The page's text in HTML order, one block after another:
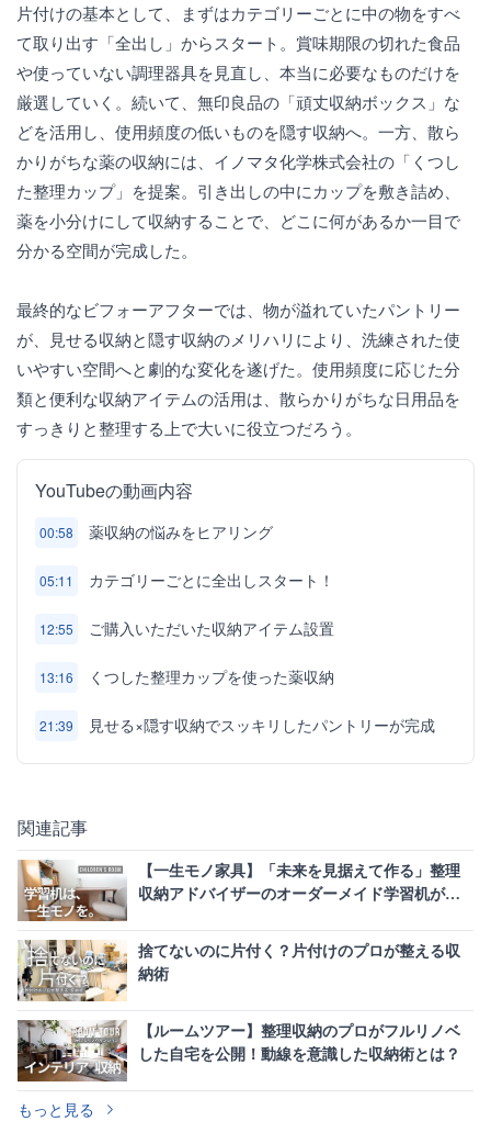
片付けの基本として、まずはカテゴリーごとに中の物をすべ
て取り出す「全出し」からスタート。賞味期限の切れた食品
や使っていない調理器具を見直し、本当に必要なものだけを
厳選していく。続いて、無印良品の「頑丈収納ボックス」な
どを活用し、使用頻度の低いものを隠す収納へ。一方、散ら
かりがちな薬の収納には、イノマタ化学株式会社の「くつし
た整理カップ」を提案。引き出しの中にカップを敷き詰め、
薬を小分けにして収納することで、どこに何があるか一目で
分かる空間が完成した。
最終的なビフォーアフターでは、物が溢れていたパントリー
が、見せる収納と隠す収納のメリハリにより、洗練された使
いやすい空間へと劇的な変化を遂げた。使用頻度に応じた分
類と便利な収納アイテムの活用は、散らかりがちな日用品を
すっきりと整理する上で大いに役立つだろう。
YouTubeの動画内容
00:58 薬収納の悩みをヒアリング
05:11 カテゴリーごとに全出しスタート！
12:55 ご購入いただいた収納アイテム設置
13:16 くつした整理カップを使った薬収納
21:39 見せる×隠す収納でスッキリしたパントリーが完成
関連記事
【一生モノ家具】「未来を見据えて作る」整理
収納アドバイザーのオーダーメイド学習机が真
捨てないのに片付く？片付けのプロが整える収
納術
【ルームツアー】整理収納のプロがフルリノベ
した自宅を公開！動線を意識した収納術とは？
もっと見る